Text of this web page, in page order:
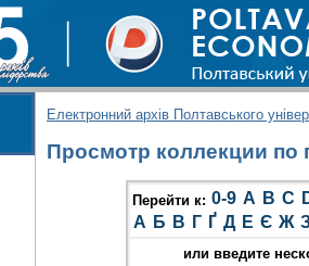
Електронний архів Полтавського
Просмотр коллекции по
Перейти к: 0-9 A B C
А Б В Г Ґ Д Е Є Ж
или введите